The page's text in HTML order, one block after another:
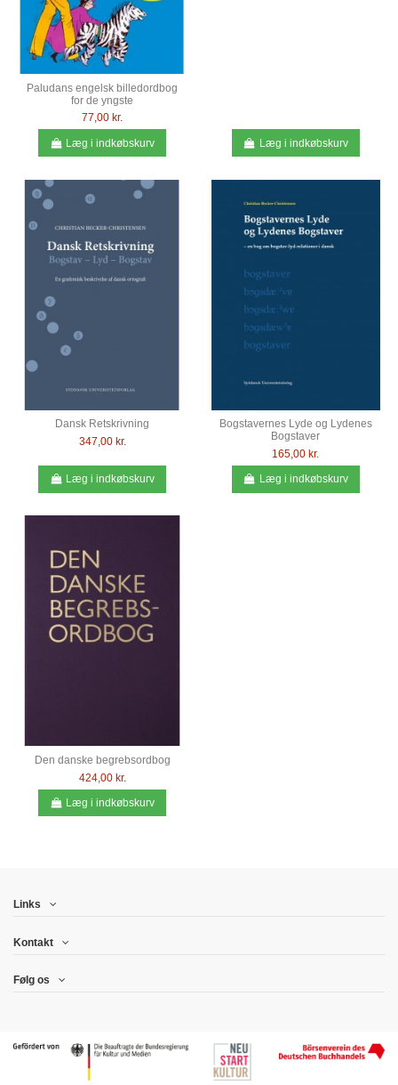
Paludans engelsk billedordbog
for de yngste
77,00 kr.
Læg i indkøbskurv Læg i indkøbskurv
Dansk Retskrivning
347,00 kr.
Læg i indkøbskurv
Bogstavernes Lyde og Lydenes
Bogstaver
165,00 kr.
Læg i indkøbskurv
Den danske begrebsordbog
424,00 kr.
Læg i indkøbskurv
Links
Kontakt
Følg os